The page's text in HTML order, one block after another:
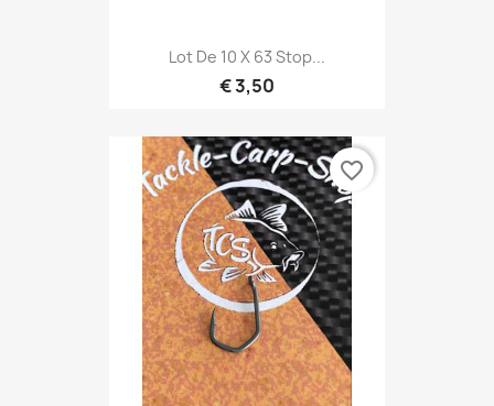
Lot De 10 X 63 Stop...
€ 3,50
favorite_border